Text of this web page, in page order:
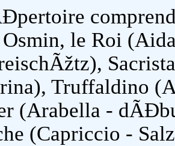
le Roi
Truffaldino
(Arabella -
(Capriccio -